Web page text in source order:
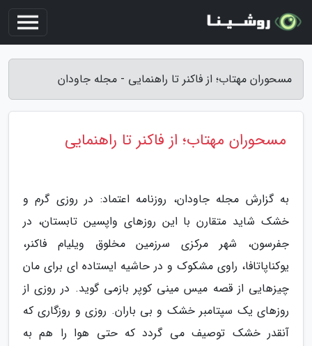
مسحوران مهتاب؛ از فاکنر تا راهنمایی - مجله جاودان
مسحوران مهتاب؛ از فاکنر تا راهنمایی
به گزارش مجله جاودان، روزنامه اعتماد: در روزی گرم و
خشک شاید متقارن با این روزهای واپسین تابستان، در
جفرسون، شهر مرکزی سرزمین مخلوق ویلیام فاکنر،
یوکناپاتافا، راوی مشکوک و در حاشیه ایستاده ای برای مان
چیزهایی از قصه میس مینی کوپر بازمی گوید. در روزی از
روزهای یک سپتامبر خشک و بی باران. روزی و روزگاری که
آنقدر خشک توصیف می گردد که حتی هوا را هم به